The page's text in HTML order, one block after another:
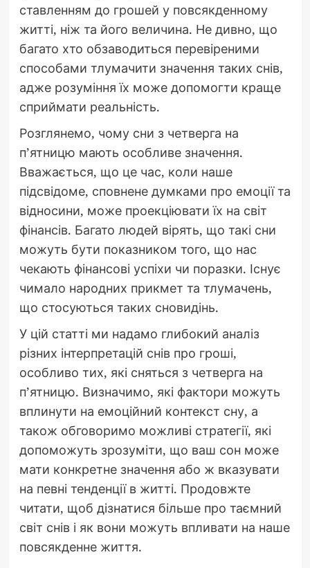
ставленням до грошей у повсякденному
житті, ніж та його величина. Не дивно, що
багато хто обзаводиться перевіреними
способами тлумачити значення таких снів,
адже розуміння їх може допомогти краще
сприймати реальність.
Розглянемо, чому сни з четверга на
п’ятницю мають особливе значення.
Вважається, що це час, коли наше
підсвідоме, сповнене думками про емоції та
відносини, може проекціювати їх на світ
фінансів. Багато людей вірять, що такі сни
можуть бути показником того, що нас
чекають фінансові успіхи чи поразки. Існує
чимало народних прикмет та тлумачень,
що стосуються таких сновидінь.
У цій статті ми надамо глибокий аналіз
різних інтерпретацій снів про гроші,
особливо тих, які сняться з четверга на
п’ятницю. Визначимо, які фактори можуть
вплинути на емоційний контекст сну, а
також обговоримо можливі стратегії, які
допоможуть зрозуміти, що ваш сон може
мати конкретне значення або ж вказувати
на певні тенденції в житті. Продовжте
читати, щоб дізнатися більше про таємний
світ снів і як вони можуть впливати на наше
повсякденне життя.